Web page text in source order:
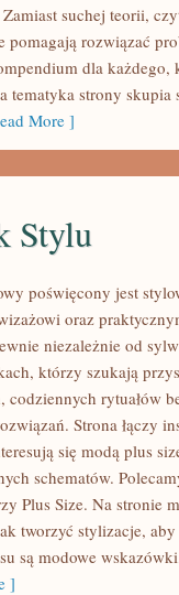
suchej teorii,
pomagają rozwiązać
dla
tematyka strony
More ]
Stylu
poświęcony jest
oraz
niezależnie od
którzy szukają
codziennych rytuałów
Strona łączy
się modą plus
schematów.
Plus Size. Na stronie
tworzyć stylizacje,
są modowe
]